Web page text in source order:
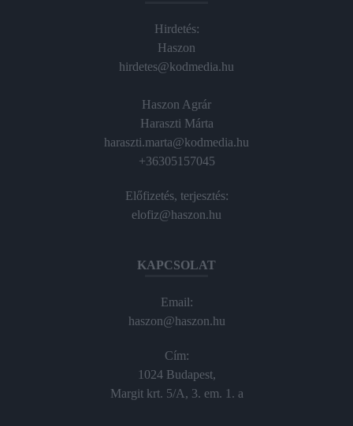
Hirdetés:
Haszon
hirdetes@kodmedia.hu
Haszon Agrár
Haraszti Márta
haraszti.marta@kodmedia.hu
+36305157045
Előfizetés, terjesztés:
elofiz@haszon.hu
KAPCSOLAT
Email:
haszon@haszon.hu
Cím:
1024 Budapest,
Margit krt. 5/A, 3. em. 1. a